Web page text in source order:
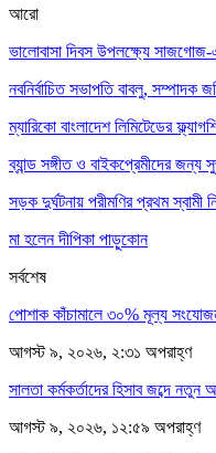
আরো
ভালোবাসা দিবস উপলক্ষ্যে সাজগোজ-
নবনির্বাচিত সভাপতি বাবলু, সম্পাদক
ম্যারিকো বাংলাদেশ লিমিটেডের
ব্যান্ড সঙ্গীত ও বাইকপ্রেমীদের
সড়ক দুর্ঘটনায় পরীমণির প্রথম স্বামী
মা হলেন দীপিকা পাড়ুকোন
সর্বশেষ
পোশাক কাঁচামালে ৩০% মূল্য সংযোজন
আগস্ট ৯, ২০২৬, ২:৩১ অপরাহ্ণ
সালতা কর্মকর্তাদের হিসাব জব্দে নতুন
আগস্ট ৯, ২০২৬, ১২:৫৯ অপরাহ্ণ